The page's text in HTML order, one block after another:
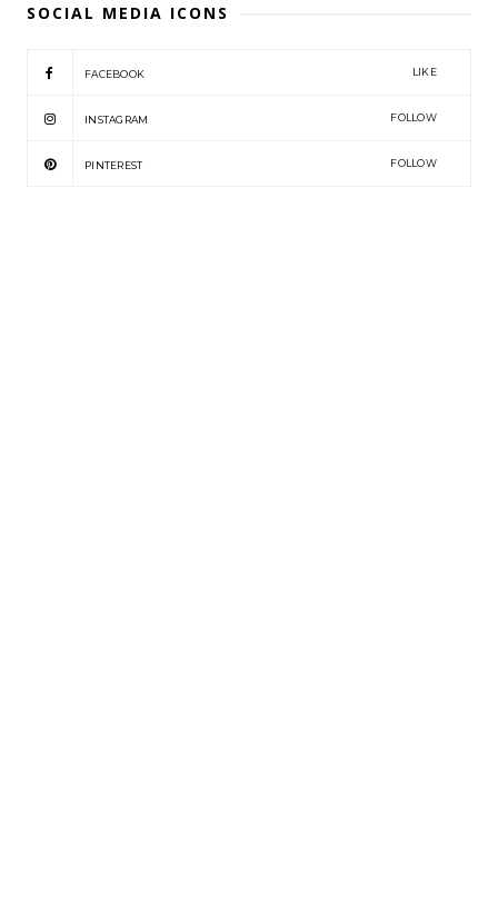
SOCIAL MEDIA ICONS
FACEBOOK LIKE
INSTAGRAM FOLLOW
PINTEREST FOLLOW